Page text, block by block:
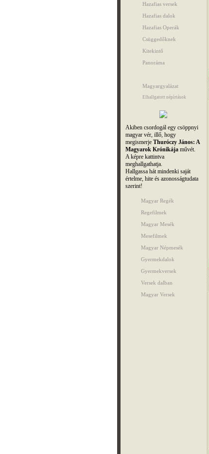
Hazafias versek
Hazafias dalok
Hazafias Operák
Csüggedőknek
Kitekintő
Panoráma
Magyargyalázat
Elhallgatott népírtások
Akiben csordogál egy csöppnyi
magyar vér, illő, hogy
megismerje Thuróczy János: A
Magyarok Krónikájaművét.
A képre kattintva
meghallgathatja.
Hallgassa hát mindenki saját
értelme, hite és azonosságtudata
szerint!
Magyar Regék
Regefilmek
Magyar Mesék
Mesefilmek
Magyar Népmesék
Gyermekdalok
Gyermekversek
Versek dalban
Magyar Versek